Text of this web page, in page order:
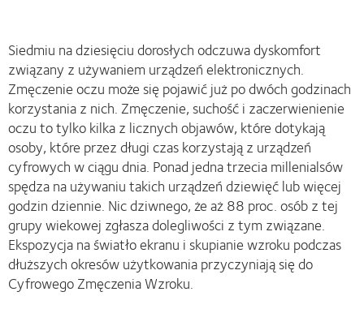
Siedmiu na dziesięciu dorosłych odczuwa dyskomfort
związany z używaniem urządzeń elektronicznych.
Zmęczenie oczu może się pojawić już po dwóch godzinach
korzystania z nich. Zmęczenie, suchość i zaczerwienienie
oczu to tylko kilka z licznych objawów, które dotykają
osoby, które przez długi czas korzystają z urządzeń
cyfrowych w ciągu dnia. Ponad jedna trzecia millenialsów
spędza na używaniu takich urządzeń dziewięć lub więcej
godzin dziennie. Nic dziwnego, że aż 88 proc. osób z tej
grupy wiekowej zgłasza dolegliwości z tym związane.
Ekspozycja na światło ekranu i skupianie wzroku podczas
dłuższych okresów użytkowania przyczyniają się do
Cyfrowego Zmęczenia Wzroku.